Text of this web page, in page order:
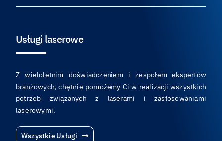
Usługi laserowe
Z wieloletnim doświadczeniem i zespołem ekspertów
branżowych, chętnie pomożemy Ci w realizacji wszystkich
potrzeb związanych z laserami i zastosowaniami
laserowymi.
Wszystkie Usługi